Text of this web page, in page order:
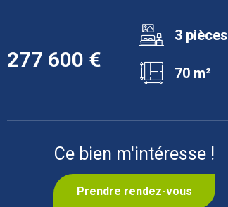
277 600 €
3 pièces
70 m²
Ce bien m'intéresse !
Prendre rendez-vous